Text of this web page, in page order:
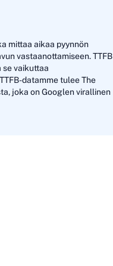
mittaa aikaa pyynnön
vastaanottamiseen. TTFB
se vaikuttaa
datamme tulee The
joka on Googlen virallinen